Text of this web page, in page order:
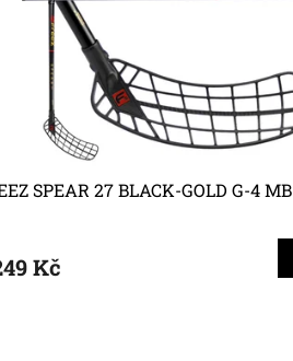
SPEAR 27 BLACK-GOLD G-4 MB
Kč